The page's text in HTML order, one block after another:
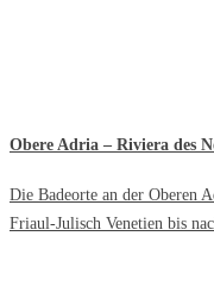
Obere Adria – Riviera des
Die Badeorte an der Oberen
Friaul-Julisch Venetien bis